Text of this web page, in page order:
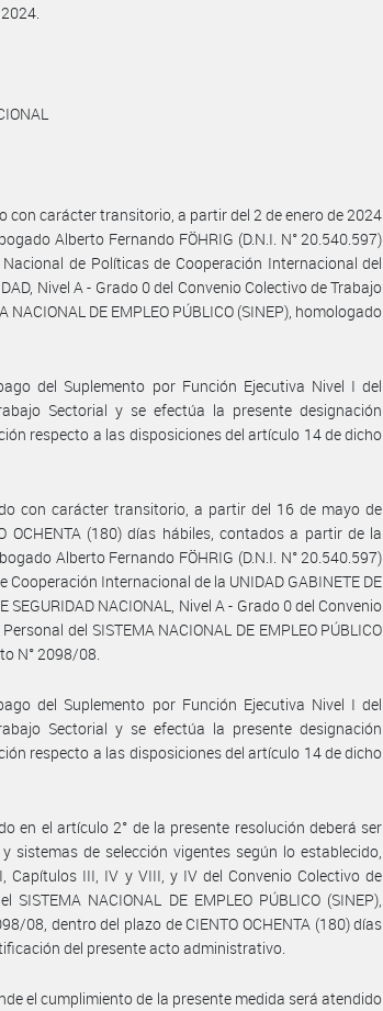
con carácter transitorio, a partir del 2 de enero de 2024
Alberto Fernando FÖHRIG (D.N.I. N° 20.540.597)
de Políticas de Cooperación Internacional del
Nivel A - Grado 0 del Convenio Colectivo de Trabajo
DE EMPLEO PÚBLICO (SINEP), homologado
del Suplemento por Función Ejecutiva Nivel I del
Sectorial y se efectúa la presente designación
respecto a las disposiciones del artículo 14 de dicho
con carácter transitorio, a partir del 16 de mayo de
OCHENTA (180) días hábiles, contados a partir de la
Alberto Fernando FÖHRIG (D.N.I. N° 20.540.597)
Cooperación Internacional de la UNIDAD GABINETE DE
SEGURIDAD NACIONAL, Nivel A - Grado 0 del Convenio
del SISTEMA NACIONAL DE EMPLEO PÚBLICO
N° 2098/08.
del Suplemento por Función Ejecutiva Nivel I del
Sectorial y se efectúa la presente designación
respecto a las disposiciones del artículo 14 de dicho
en el artículo 2° de la presente resolución deberá ser
sistemas de selección vigentes según lo establecido,
Capítulos III, IV y VIII, y IV del Convenio Colectivo de
NACIONAL DE EMPLEO PÚBLICO (SINEP),
08, dentro del plazo de CIENTO OCHENTA (180) días
del presente acto administrativo.
el cumplimiento de la presente medida será atendido